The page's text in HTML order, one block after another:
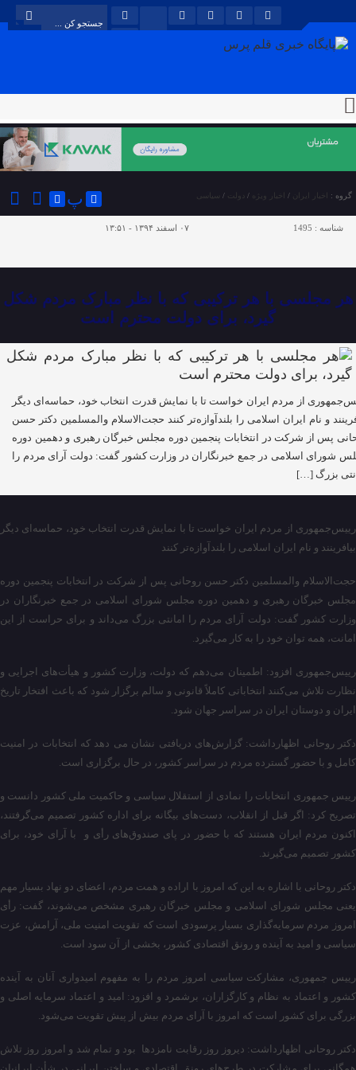
گروه : اخبار ایران / اخبار ویژه / دولت / سیاسی پ
شناسه : 1495 ۰۷ اسفند ۱۳۹۴ - ۱۳:۵۱
هر مجلسی با هر ترکیبی که با نظر مبارک مردم شکل
گیرد، برای دولت محترم است
از مردم ایران خواست تا با نمایش قدرت انتخاب خود، حماسه‌ای دیگر
و نام ایران اسلامی را بلندآوازه‌تر کنند حجت‌الاسلام والمسلمین دکتر حسن
پس از شرکت در انتخابات پنجمین دوره مجلس خبرگان رهبری و دهمین دوره
شورای اسلامی در جمع خبرنگاران در وزارت کشور گفت: دولت آرای مردم را
بزرگ […]
رییس‌‌جمهوری از مردم ایران خواست تا با نمایش قدرت انتخاب خود، حماسه‌ای دیگر
بیافرینند و نام ایران اسلامی را بلندآوازه‌تر کنند
حجت‌الاسلام والمسلمین دکتر حسن روحانی پس از شرکت در انتخابات پنجمین دوره
مجلس خبرگان رهبری و دهمین دوره مجلس شورای اسلامی در جمع خبرنگاران در
وزارت کشور گفت: دولت آرای مردم را امانتی بزرگ می‌داند و برای حراست از این
امانت، همه توان خود را به کار می‌گیرد.
رییس‌‌جمهوری افزود: اطمینان می‌دهم که دولت، وزارت کشور و هیأت‌های اجرایی و
نظارت تلاش می‌کنند انتخاباتی کاملاً قانونی و سالم برگزار شود که باعث افتخار تاریخ
ایران و دوستان ایران در سراسر جهان شود.
دکتر روحانی اظهارداشت: گزارش‌های دریافتی نشان می دهد که انتخابات در امنیت
کامل و با حضور گسترده مردم در سراسر کشور، در حال برگزاری است.
رییس‌ جمهوری انتخابات را نمادی از استقلال سیاسی و حاکمیت ملی کشور دانست و
تصریح کرد: اگر قبل از انقلاب، دست‌های بیگانه برای اداره کشور تصمیم‌ می‌گرفتند،
اکنون مردم ایران هستند که با حضور در پای صندوق‌های رأی و با آرای خود، برای
کشور تصمیم می‌گیرند.
دکتر روحانی با اشاره به این که امروز با اراده و همت مردم، اعضای دو نهاد بسیار مهم
یعنی مجلس شورای اسلامی و مجلس خبرگان رهبری مشخص می‌شوند، گفت: رأی
امروز مردم سرمایه‌گذاری بسیار پرسودی است که تقویت امنیت ملی، آرامش، عزت
سیاسی و امید به آینده و رونق اقتصادی کشور، بخشی از آن سود است.
رییس‌ جمهوری، مشارکت سیاسی امروز مردم را به مفهوم امیدواری آنان به آینده
کشور و اعتماد به نظام و کارگزاران، برشمرد و افزود: امید و اعتماد سرمایه اصلی و
بزرگی برای کشور است که امروز با آرای مردم بیش از پیش تقویت می‌شود.
دکتر روحانی اظهارداشت: دیروز روز رقابت نامزدها بود و تمام شد و امروز روز تلاش